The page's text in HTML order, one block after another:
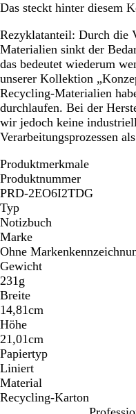
Das steckt hinter diesem
Rezyklatanteil: Durch die
Materialien sinkt der
das bedeutet wiederum
unserer Kollektion
Recycling-Materialien
durchlaufen. Bei der
wir jedoch keine
Verarbeitungsprozessen
Produktmerkmale
Produktnummer
PRD-2EO6I2TDG
Typ
Notizbuch
Marke
Ohne
Gewicht
231g
Breite
14,81cm
Höhe
21,01cm
Papiertyp
Liniert
Material
Recycling-Karton